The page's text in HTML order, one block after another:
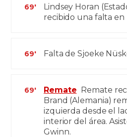
69'
Lindsey Horan
recibido una falta en
69' Falta de Sjoeke
69' Remate Remate
Brand (Alemania)
izquierda desde el
interior del área.
Gwinn.